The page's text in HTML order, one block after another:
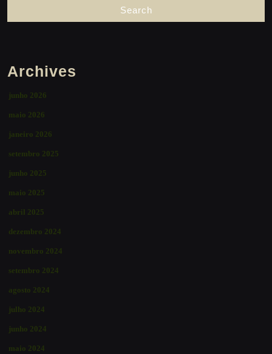
Archives
junho 2026
maio 2026
janeiro 2026
setembro 2025
junho 2025
maio 2025
abril 2025
dezembro 2024
novembro 2024
setembro 2024
agosto 2024
julho 2024
junho 2024
maio 2024